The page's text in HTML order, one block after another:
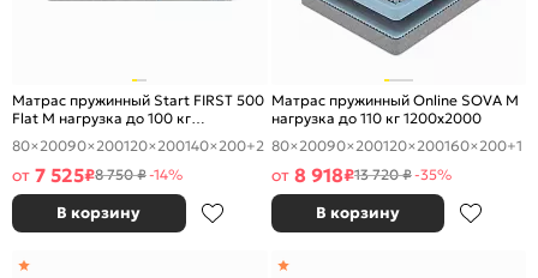
Матрас пружинный Start FIRST 500
Flat M нагрузка до 100 кг
1200x2000
80×20090×200120×200140×200+2
от 7 525₽8 750 ₽-14%
В корзину
Матрас пружинный Online SOVA M
нагрузка до 110 кг 1200x2000
80×20090×200120×200160×200+1
от 8 918₽13 720 ₽-35%
В корзину